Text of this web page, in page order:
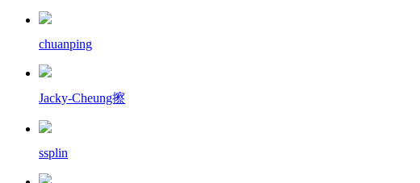
chuanping
Jacky-Cheung擦
ssplin